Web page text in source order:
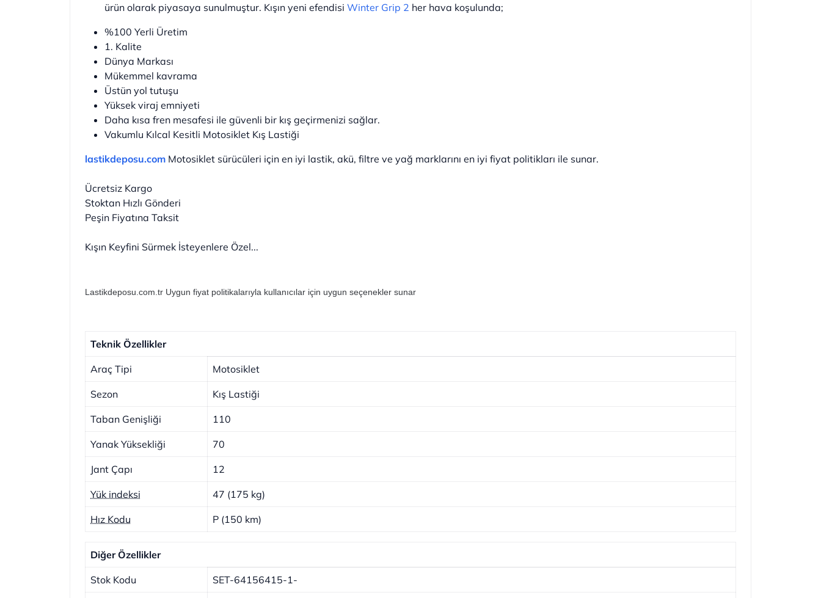
ürün olarak piyasaya sunulmuştur. Kışın yeni efendisi Winter Grip 2 her hava koşulunda;
%100 Yerli Üretim
1. Kalite
Dünya Markası
Mükemmel kavrama
Üstün yol tutuşu
Yüksek viraj emniyeti
Daha kısa fren mesafesi ile güvenli bir kış geçirmenizi sağlar.
Vakumlu Kılcal Kesitli Motosiklet Kış Lastiği
lastikdeposu.com Motosiklet sürücüleri için en iyi lastik, akü, filtre ve yağ marklarını en iyi fiyat politikları ile sunar.
Ücretsiz Kargo
Stoktan Hızlı Gönderi
Peşin Fiyatına Taksit
Kışın Keyfini Sürmek İsteyenlere Özel...
Lastikdeposu.com.tr Uygun fiyat politikalarıyla kullanıcılar için uygun seçenekler sunar
Teknik Özellikler
Araç Tipi Motosiklet
Sezon Kış Lastiği
Taban Genişliği 110
Yanak Yüksekliği 70
Jant Çapı 12
Yük indeksi 47 (175 kg)
Hız Kodu P (150 km)
Diğer Özellikler
Stok Kodu SET-64156415-1-